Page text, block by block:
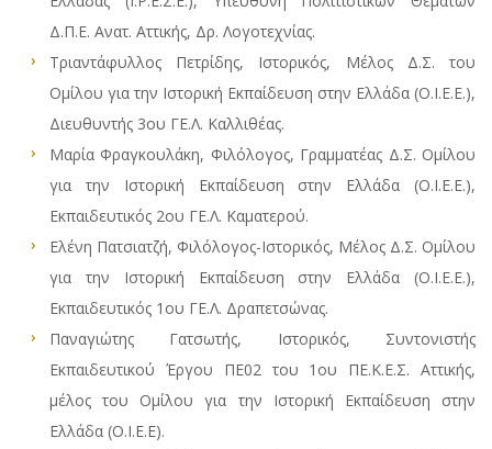
Δ.Π.Ε. Ανατ. Αττικής, Δρ. Λογοτεχνίας.
Τριαντάφυλλος Πετρίδης, Ιστορικός, Μέλος Δ.Σ. του
Ομίλου για την Ιστορική Εκπαίδευση στην Ελλάδα (Ο.Ι.Ε.Ε.),
Διευθυντής 3ου ΓΕ.Λ. Καλλιθέας.
Μαρία Φραγκουλάκη, Φιλόλογος, Γραμματέας Δ.Σ. Ομίλου
για την Ιστορική Εκπαίδευση στην Ελλάδα (Ο.Ι.Ε.Ε.),
Εκπαιδευτικός 2ου ΓΕ.Λ. Καματερού.
Ελένη Πατσιατζή, Φιλόλογος-Ιστορικός, Μέλος Δ.Σ. Ομίλου
για την Ιστορική Εκπαίδευση στην Ελλάδα (Ο.Ι.Ε.Ε.),
Εκπαιδευτικός 1ου ΓΕ.Λ. Δραπετσώνας.
Παναγιώτης Γατσωτής, Ιστορικός, Συντονιστής
Εκπαιδευτικού Έργου ΠΕ02 του 1ου ΠΕ.Κ.Ε.Σ. Αττικής,
μέλος του Ομίλου για την Ιστορική Εκπαίδευση στην
Ελλάδα (Ο.Ι.Ε.Ε).